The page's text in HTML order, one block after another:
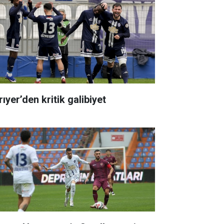
kritik galibiyet